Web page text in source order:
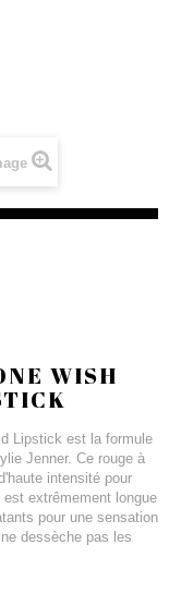
WISH
Lipstick est la formule
Jenner. Ce rouge à
intensité pour
extrêmement longue
pour une sensation
dessèche pas les